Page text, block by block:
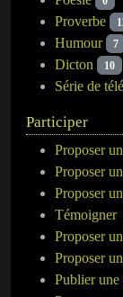
Proverbe
Humour 7
Dicton 10
Série de
Participer
Proposer
Proposer
Proposer
Témoigner
Proposer
Proposer
Publier une